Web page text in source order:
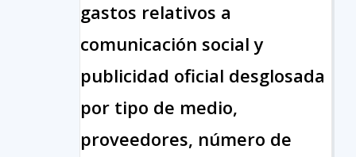
gastos relativos a
comunicación social y
publicidad oficial desglosada
por tipo de medio,
proveedores, número de